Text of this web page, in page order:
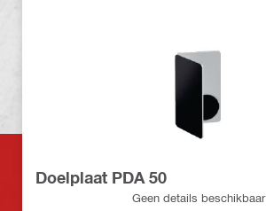
Doelplaat PDA 50
Geen details beschikbaar